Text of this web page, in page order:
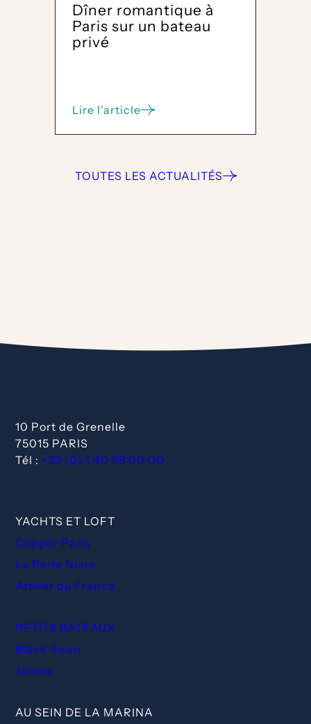
pour
2
Dîner romantique à
Paris sur un bateau
privé
Lire l’article
:
Paris
sur
TOUTES LES ACTUALITÉS
10 Port de Grenelle
75015 PARIS
Tél : +33 (0) 1 40 58 00 00
YACHTS ET LOFT
Clipper Paris
La Perle Noire
Atelier du France
PETITS BATEAUX
Black Swan
James
AU SEIN DE LA MARINA